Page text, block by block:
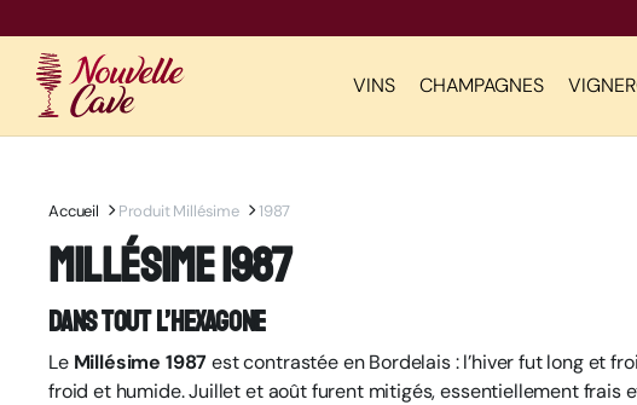
VINS CHAMPAGNES
Accueil Produit Millésime 1987
Millésime 1987
Dans tout l’Hexagone
LeMillésime 1987est contrastée en Bordelais : l’hiver fut long et
froid et humide. Juillet et août furent mitigés, essentiellement frais